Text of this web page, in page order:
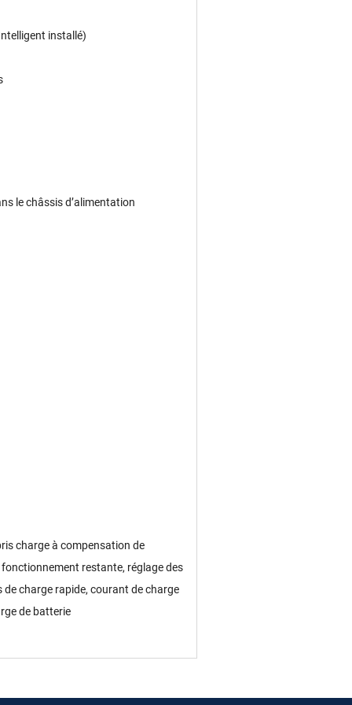
installé)
le châssis dʼalimentation
charge à compensation de
restante, réglage des
charge rapide, courant de charge
de batterie